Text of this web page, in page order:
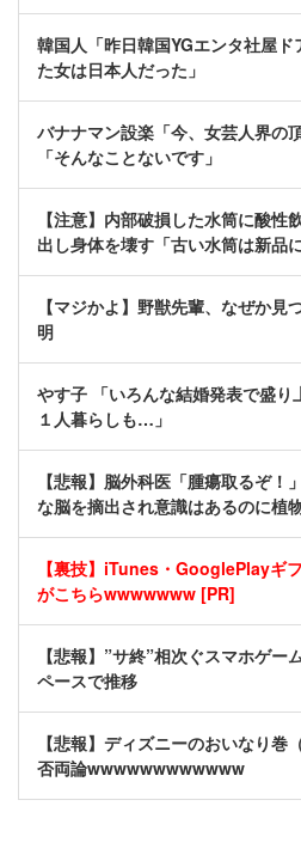
韓国人「昨日韓国YGエンタ社屋
た女は日本人だった」
バナナマン設楽「今、女芸人界の
「そんなことないです」
【注意】内部破損した水筒に酸性
出し身体を壊す「古い水筒は新品
【マジかよ】野獣先輩、なぜか
明
やす子 「いろんな結婚発表で盛
１人暮らしも…」
【悲報】脳外科医「腫瘍取るぞ
な脳を摘出され意識はあるのに植
【裏技】iTunes・GooglePlayギ
がこちらwwwwwww [PR]
【悲報】”サ終”相次ぐスマホゲ
ペースで推移
【悲報】ディズニーのおいなり巻
否両論wwwwwwwwwwww